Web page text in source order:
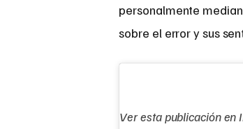
personalmente
sobre el error y sus
Ver esta publicación en